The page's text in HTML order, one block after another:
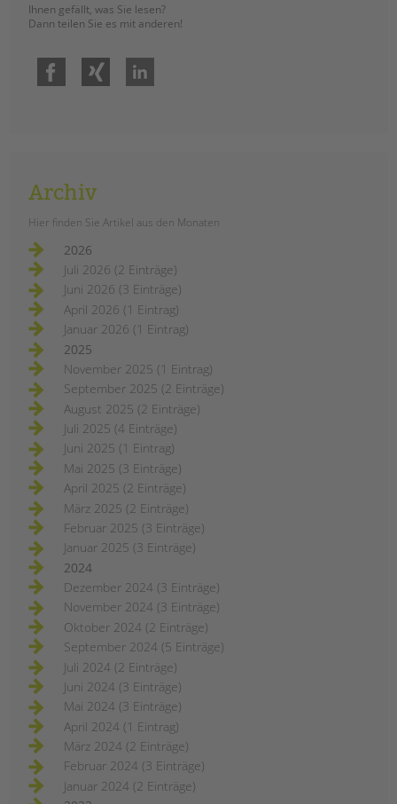
Ihnen gefällt, was Sie lesen?
Dann teilen Sie es mit anderen!
Facebook Xing
Archiv
Hier finden Sie Artikel aus den Monaten
2026
Juli 2026 (2 Einträge)
Juni 2026 (3 Einträge)
April 2026 (1 Eintrag)
Januar 2026 (1 Eintrag)
2025
November 2025 (1 Eintrag)
September 2025 (2 Einträge)
August 2025 (2 Einträge)
Juli 2025 (4 Einträge)
Juni 2025 (1 Eintrag)
Mai 2025 (3 Einträge)
April 2025 (2 Einträge)
März 2025 (2 Einträge)
Februar 2025 (3 Einträge)
Januar 2025 (3 Einträge)
2024
Dezember 2024 (3 Einträge)
November 2024 (3 Einträge)
Oktober 2024 (2 Einträge)
September 2024 (5 Einträge)
Juli 2024 (2 Einträge)
Juni 2024 (3 Einträge)
Mai 2024 (3 Einträge)
April 2024 (1 Eintrag)
März 2024 (2 Einträge)
Februar 2024 (3 Einträge)
Januar 2024 (2 Einträge)